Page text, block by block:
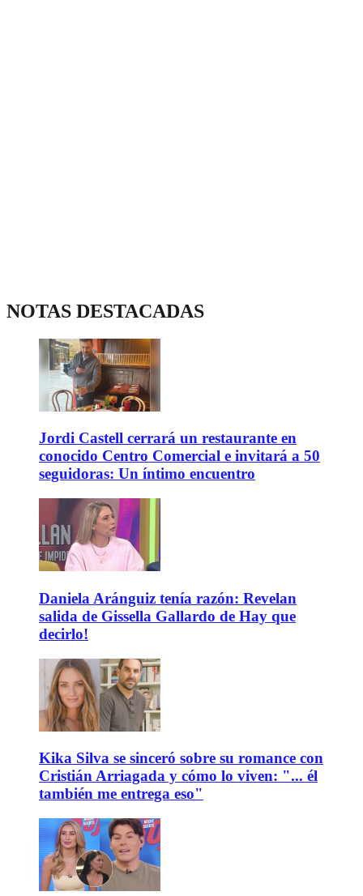
NOTAS DESTACADAS
Jordi Castell cerrará un restaurante en
conocido Centro Comercial e invitará a 50
seguidoras: Un íntimo encuentro
Daniela Aránguiz tenía razón: Revelan
salida de Gissella Gallardo de Hay que
decirlo!
Kika Silva se sinceró sobre su romance con
Cristián Arriagada y cómo lo viven: "... él
también me entrega eso"